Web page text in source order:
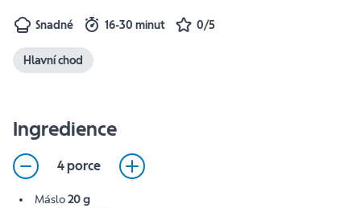
Snadné 16-30 minut 0/5
Hlavní chod
Ingredience
4 porce
Máslo20 g